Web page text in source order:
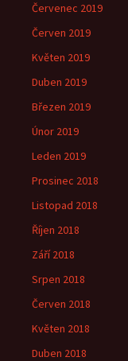
Červenec 2019
Červen 2019
Květen 2019
Duben 2019
Březen 2019
Únor 2019
Leden 2019
Prosinec 2018
Listopad 2018
Říjen 2018
Září 2018
Srpen 2018
Červen 2018
Květen 2018
Duben 2018